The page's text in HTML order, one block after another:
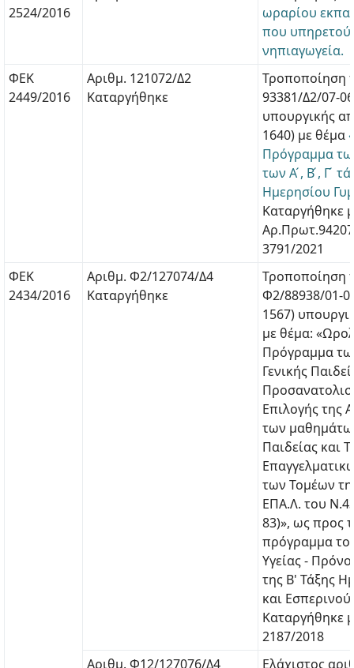
2524/2016
ωραρίου
που
νηπιαγωγεία.
ΦΕΚ
2449/2016
Αριθμ. 121072/Δ2
Καταργήθηκε
Τροποποίηση
93381/Δ2/07-
υπουργικής
1640) με θέμα
Πρόγραμμα
των Α ́, Β ́, Γ
Ημερησίου
Καταργήθηκε
3791/2021
ΦΕΚ
2434/2016
Αριθμ. Φ2/127074/Δ4
Καταργήθηκε
Τροποποίηση
Φ2/88938/01-
1567)
με θέμα:
Πρόγραμμα
Γενικής
Επιλογής της
των
Παιδείας και
των Τομέων
ΕΠΑ.Λ. του
83)», ως προς
πρόγραμμα
Υγείας -
της Β' Τάξης
και
Καταργήθηκε
2187/2018
Αριθμ. Φ12/127076/Δ4
Ελάχιστος